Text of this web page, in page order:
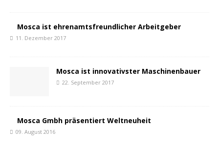
Mosca ist ehrenamtsfreundlicher Arbeitgeber
11. Dezember 2017
Mosca ist innovativster Maschinenbauer
22. September 2017
Mosca Gmbh präsentiert Weltneuheit
09. August 2016